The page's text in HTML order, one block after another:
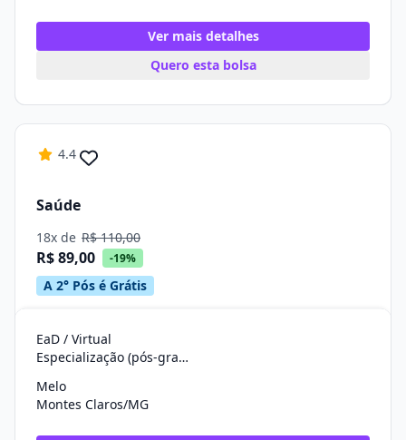
Ver mais detalhes
Quero esta bolsa
4.4
Saúde
18x de R$ 110,00
R$ 89,00 -19%
A 2° Pós é Grátis
EaD / Virtual
Especialização (pós-graduação)
Melo
Montes Claros/MG